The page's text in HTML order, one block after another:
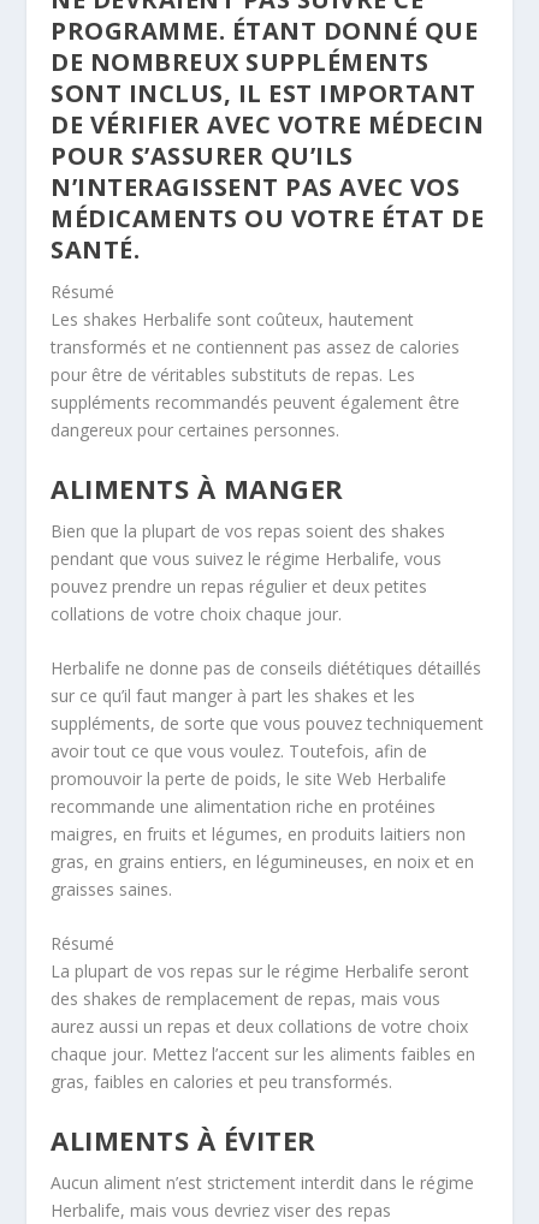
PROGRAMME. ÉTANT DONNÉ QUE
DE NOMBREUX SUPPLÉMENTS
SONT INCLUS, IL EST IMPORTANT
DE VÉRIFIER AVEC VOTRE MÉDECIN
POUR S’ASSURER QU’ILS
N’INTERAGISSENT PAS AVEC VOS
MÉDICAMENTS OU VOTRE ÉTAT DE
SANTÉ.
Résumé
Les shakes Herbalife sont coûteux, hautement
transformés et ne contiennent pas assez de calories
pour être de véritables substituts de repas. Les
suppléments recommandés peuvent également être
dangereux pour certaines personnes.
ALIMENTS À MANGER
Bien que la plupart de vos repas soient des shakes
pendant que vous suivez le régime Herbalife, vous
pouvez prendre un repas régulier et deux petites
collations de votre choix chaque jour.
Herbalife ne donne pas de conseils diététiques détaillés
sur ce qu’il faut manger à part les shakes et les
suppléments, de sorte que vous pouvez techniquement
avoir tout ce que vous voulez. Toutefois, afin de
promouvoir la perte de poids, le site Web Herbalife
recommande une alimentation riche en protéines
maigres, en fruits et légumes, en produits laitiers non
gras, en grains entiers, en légumineuses, en noix et en
graisses saines.
Résumé
La plupart de vos repas sur le régime Herbalife seront
des shakes de remplacement de repas, mais vous
aurez aussi un repas et deux collations de votre choix
chaque jour. Mettez l’accent sur les aliments faibles en
gras, faibles en calories et peu transformés.
ALIMENTS À ÉVITER
Aucun aliment n’est strictement interdit dans le régime
Herbalife, mais vous devriez viser des repas